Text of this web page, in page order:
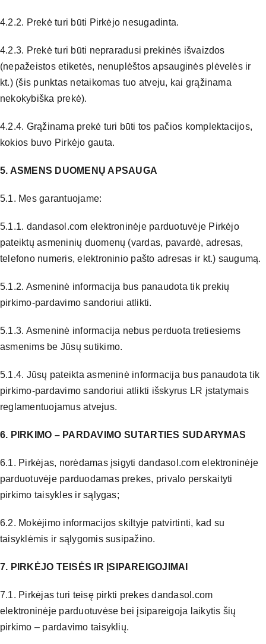
4.2.2. Prekė turi būti Pirkėjo nesugadinta.
4.2.3. Prekė turi būti nepraradusi prekinės išvaizdos
(nepažeistos etiketės, nenuplėštos apsauginės plėvelės ir
kt.) (šis punktas netaikomas tuo atveju, kai grąžinama
nekokybiška prekė).
4.2.4. Grąžinama prekė turi būti tos pačios komplektacijos,
kokios buvo Pirkėjo gauta.
5. ASMENS DUOMENŲ APSAUGA
5.1. Mes garantuojame:
5.1.1. dandasol.com elektroninėje parduotuvėje Pirkėjo
pateiktų asmeninių duomenų (vardas, pavardė, adresas,
telefono numeris, elektroninio pašto adresas ir kt.) saugumą.
5.1.2. Asmeninė informacija bus panaudota tik prekių
pirkimo-pardavimo sandoriui atlikti.
5.1.3. Asmeninė informacija nebus perduota tretiesiems
asmenims be Jūsų sutikimo.
5.1.4. Jūsų pateikta asmeninė informacija bus panaudota tik
pirkimo-pardavimo sandoriui atlikti išskyrus LR įstatymais
reglamentuojamus atvejus.
6. PIRKIMO – PARDAVIMO SUTARTIES SUDARYMAS
6.1. Pirkėjas, norėdamas įsigyti dandasol.com elektroninėje
parduotuvėje parduodamas prekes, privalo perskaityti
pirkimo taisykles ir sąlygas;
6.2. Mokėjimo informacijos skiltyje patvirtinti, kad su
taisyklėmis ir sąlygomis susipažino.
7. PIRKĖJO TEISĖS IR ĮSIPAREIGOJIMAI
7.1. Pirkėjas turi teisę pirkti prekes dandasol.com
elektroninėje parduotuvėse bei įsipareigoja laikytis šių
pirkimo – pardavimo taisyklių.